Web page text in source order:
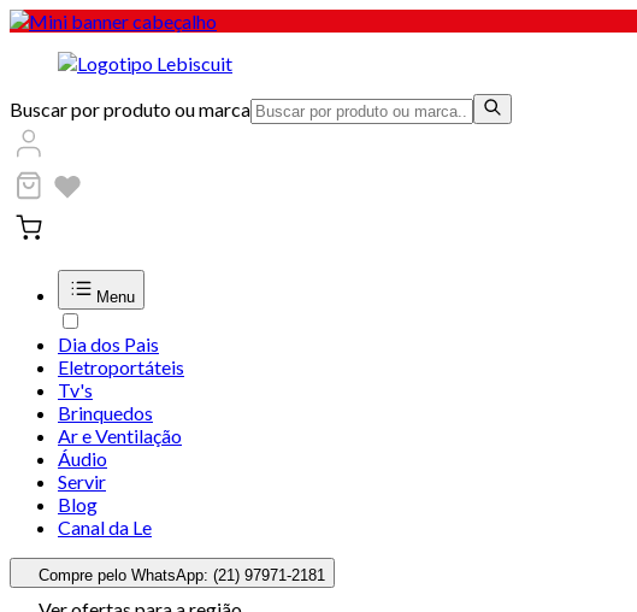
Buscar por produto ou marca
Menu
Dia dos Pais
Eletroportáteis
Tv's
Brinquedos
Ar e Ventilação
Áudio
Servir
Blog
Canal da Le
Compre pelo WhatsApp: (21) 97971-2181